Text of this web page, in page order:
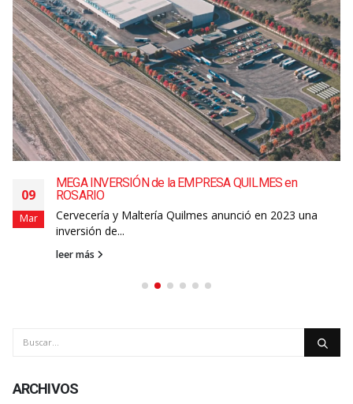
09
Mar
MEGA INVERSIÓN de la EMPRESA QUILMES en
ROSARIO
Cervecería y Maltería Quilmes anunció en 2023 una
inversión de...
leer más
ARCHIVOS